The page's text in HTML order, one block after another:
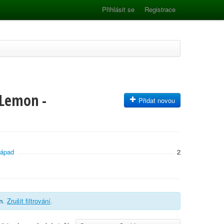
Přihlásit se Registrace
- Přidat novou
2
. Zrušit filtrování.